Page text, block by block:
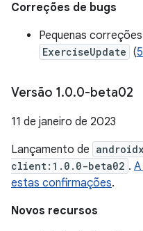
Correções de bugs
Pequenas
ExerciseUpdate (
Versão 1.0.0-beta02
11 de janeiro de 2023
Lançamento de
client:1.0.0-beta02 .
estas confirmações.
Novos recursos